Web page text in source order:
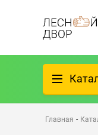
Фанера
Главная -